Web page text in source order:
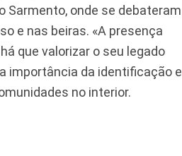
Sarmento, onde se debateram
e nas beiras. «A presença
que valorizar o seu legado
importância da identificação e
no interior.